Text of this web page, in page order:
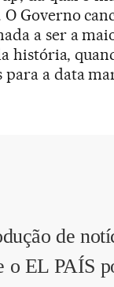
Governo
a ser a
história,
para a data
de
o EL PAÍS